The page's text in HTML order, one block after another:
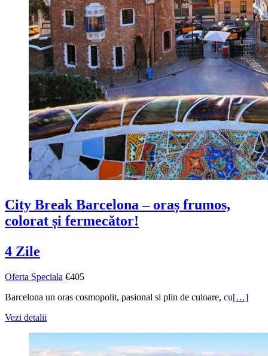
City Break Barcelona – oraș frumos,
colorat și fermecător!
4 Zile
Oferta Speciala €405
Barcelona un oras cosmopolit, pasional si plin de culoare, cu[…]
Vezi detalii